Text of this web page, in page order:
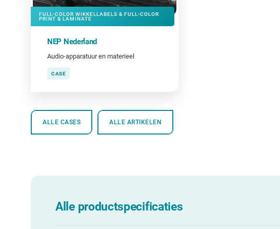
FULL-COLOR WIKKELLABELS & FULL-COLOR
PRINT & LAMINATE
NEP Nederland
Audio-apparatuur en materieel
CASE
ALLE CASES ALLE ARTIKELEN
Alle productspecificaties